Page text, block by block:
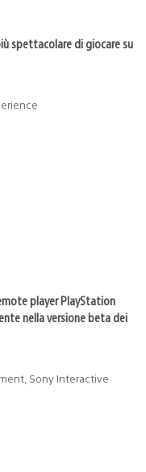
spettacolare di giocare su
player PlayStation
nella versione beta dei
Sony Interactive